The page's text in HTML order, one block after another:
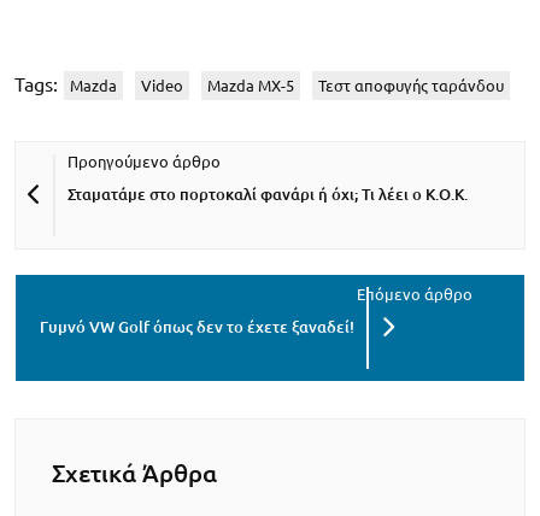
Tags: Mazda Video Mazda MX-5 Τεστ αποφυγής ταράνδου
Σταματάμε στο πορτοκαλί φανάρι ή όχι; Τι λέει ο Κ.Ο.Κ.
Γυμνό VW Golf όπως δεν το έχετε ξαναδεί!
Σχετικά Άρθρα